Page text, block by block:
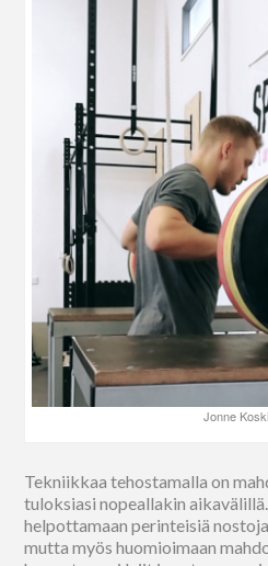
Jonne Koski
Tekniikkaa tehostamalla on
tuloksiasi nopeallakin
helpottamaan perinteisiä
mutta myös huomioimaan